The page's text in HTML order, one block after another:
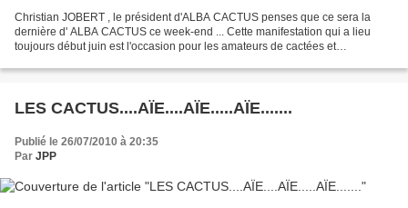
Christian JOBERT , le président d'ALBA CACTUS penses que ce sera la
dernière d' ALBA CACTUS ce week-end ... Cette manifestation qui a lieu
toujours début juin est l'occasion pour les amateurs de cactées et
LES CACTUS....AÏE....AÏE.....AÏE.......
Publié le 26/07/2010 à 20:35
Par JPP